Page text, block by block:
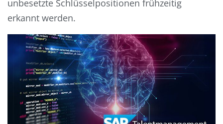
unbesetzte Schlüsselpositionen frühzeitig
erkannt werden.